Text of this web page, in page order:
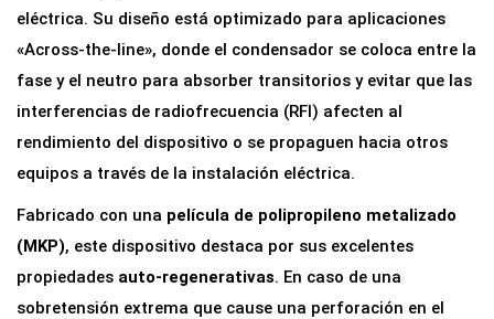
d
e
S
e
g
u
d
eléctrica. Su diseño está optimizado para aplicaciones
«Across-the-line», donde el condensador se coloca entre la
fase y el neutro para absorber transitorios y evitar que las
interferencias de radiofrecuencia (RFI) afecten al
rendimiento del dispositivo o se propaguen hacia otros
equipos a través de la instalación eléctrica.
Fabricado con una película de polipropileno metalizado
(MKP), este dispositivo destaca por sus excelentes
propiedades auto-regenerativas. En caso de una
sobretensión extrema que cause una perforación en el